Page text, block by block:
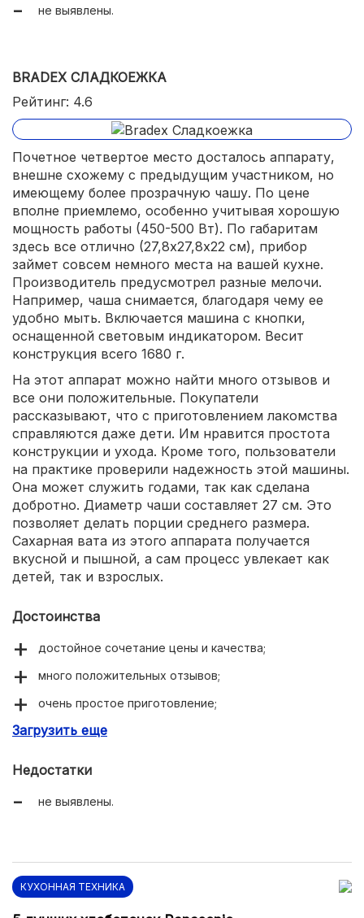
не выявлены.
BRADEX СЛАДКОЕЖКА
Рейтинг: 4.6
Почетное четвертое место досталось аппарату,
внешне схожему с предыдущим участником, но
имеющему более прозрачную чашу. По цене
вполне приемлемо, особенно учитывая хорошую
мощность работы (450-500 Вт). По габаритам
здесь все отлично (27,8х27,8х22 см), прибор
займет совсем немного места на вашей кухне.
Производитель предусмотрел разные мелочи.
Например, чаша снимается, благодаря чему ее
удобно мыть. Включается машина с кнопки,
оснащенной световым индикатором. Весит
конструкция всего 1680 г.
На этот аппарат можно найти много отзывов и
все они положительные. Покупатели
рассказывают, что с приготовлением лакомства
справляются даже дети. Им нравится простота
конструкции и ухода. Кроме того, пользователи
на практике проверили надежность этой машины.
Она может служить годами, так как сделана
добротно. Диаметр чаши составляет 27 см. Это
позволяет делать порции среднего размера.
Сахарная вата из этого аппарата получается
вкусной и пышной, а сам процесс увлекает как
детей, так и взрослых.
Достоинства
достойное сочетание цены и качества;
много положительных отзывов;
очень простое приготовление;
для одной порции требуется всего одна ложка;
Загрузить еще
Недостатки
не выявлены.
КУХОННАЯ ТЕХНИКА